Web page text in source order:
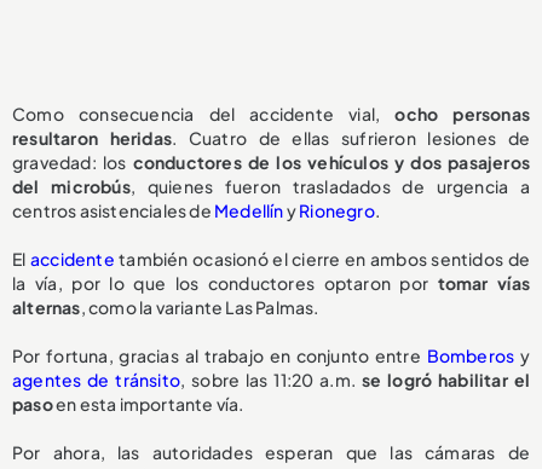
Como consecuencia del accidente vial,ocho personas
resultaron heridas. Cuatro de ellas sufrieron lesiones de
gravedad: los conductores de los vehículos y dos pasajeros
del microbús, quienes fueron trasladados de urgencia a
centros asistenciales de MedellínyRionegro.
El accidente también ocasionó el cierre en ambos sentidos de
la vía, por lo que los conductores optaron por tomar vías
alternas , como la variante Las Palmas.
Por fortuna, gracias al trabajo en conjunto entre Bomberos y
agentes de tránsito , sobre las 11:20 a.m. se logró habilitar el
pasoen esta importante vía.
Por ahora, las autoridades esperan que las cámaras de